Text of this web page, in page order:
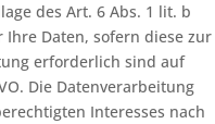
des Art. 6 Abs. 1 lit. b
Ihre Daten, sofern diese zur
erforderlich sind auf
Die Datenverarbeitung
Interesses nach